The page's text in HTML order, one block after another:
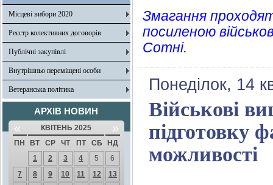
Місцеві вибори 2020
Реєстр колективних договорів
Публічні закупівлі
Внутрішньо переміщені особи
Ветеранська політика
АРХІВ НОВИН
« КВІТЕНЬ 2025 »
ПН ВТ СР ЧТ ПТ СБ
НД
1
2 3 4 5
6
7
8 9 10 11 12
13
Змагання
посиленою
Сотні.
Понеділок, 14
Військові
підготовку
можливості